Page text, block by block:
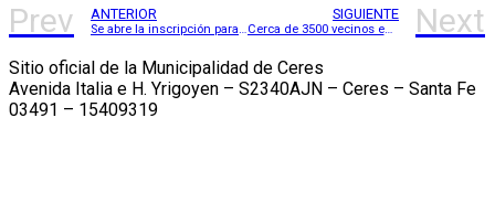
Prev ANTERIOR SIGUIENTE
Cerca de 3500 vecinos en la increíble feria de carnavales Next
Sitio oficial de la Municipalidad de Ceres
Avenida Italia e H. Yrigoyen – S2340AJN – Ceres – Santa Fe
03491 – 15409319